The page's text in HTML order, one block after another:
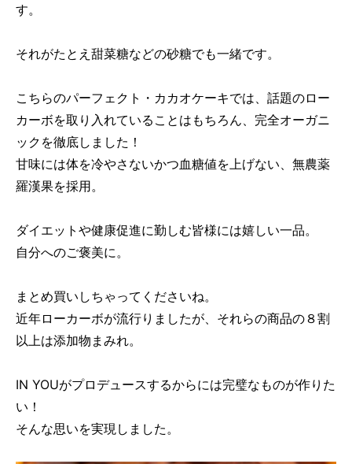
す。
それがたとえ甜菜糖などの砂糖でも一緒です。
こちらのパーフェクト・カカオケーキでは、話題のロー
カーボを取り入れていることはもちろん、完全オーガニ
ックを徹底しました！
甘味には体を冷やさないかつ血糖値を上げない、無農薬
羅漢果を採用。
ダイエットや健康促進に勤しむ皆様には嬉しい一品。
自分へのご褒美に。
まとめ買いしちゃってくださいね。
近年ローカーボが流行りましたが、それらの商品の８割
以上は添加物まみれ。
IN YOUがプロデュースするからには完璧なものが作りた
い！
そんな思いを実現しました。